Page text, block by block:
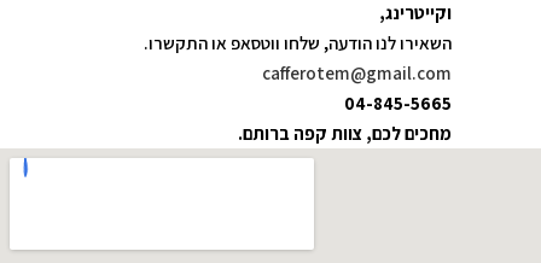
וקייטרינג,
השאירו לנו הודעה, שלחו ווטסאפ או התקשרו.
cafferotem@gmail.com
04-845-5665
מחכים לכם, צוות קפה ברותם.